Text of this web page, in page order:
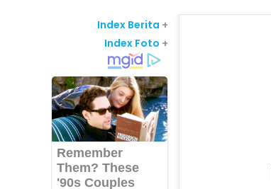
Index Berita +
Index Foto +